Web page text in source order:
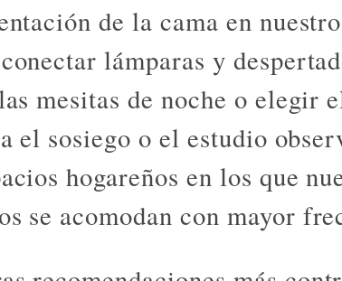
de la cama en
lámparas y
mesitas de noche o elegir
el sosiego o el estudio
hogareños en los que
se acomodan con mayor